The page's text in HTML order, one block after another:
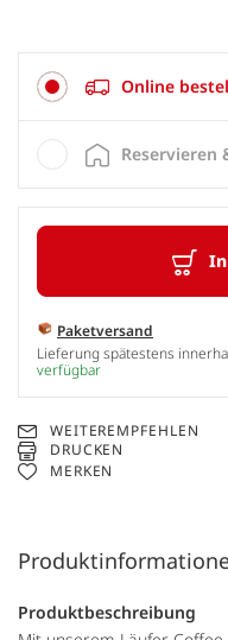
Online
Paketversand
Lieferung spätestens
verfügbar
Reservieren
WEITEREMPFEHLEN
DRUCKEN
MERKEN
Produktbeschreibung